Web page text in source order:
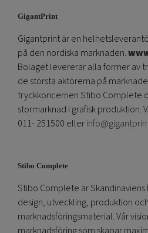
GigantPrint
Gigantprint är en
på den nordiska marknaden.
Bolaget levererar alla former av
de största aktörerna på
tryckkoncernen Stibo Complete
stormarknad i grafisk produktion.
011- 251500 eller
Stibo Complete
Stibo Complete är
design, utveckling, produktion
marknadsföringsmaterial. Vår